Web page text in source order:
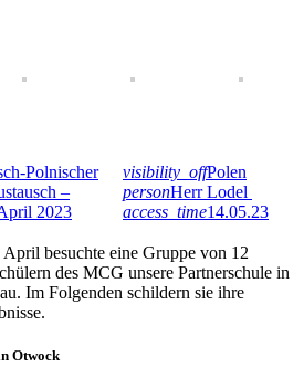
Polnischer
–
2023
visibility_offPolen
personHerr Lodel
access_time14.05.23
besuchte eine Gruppe von 12
des MCG unsere Partnerschule in
Im Folgenden schildern sie ihre
Otwock